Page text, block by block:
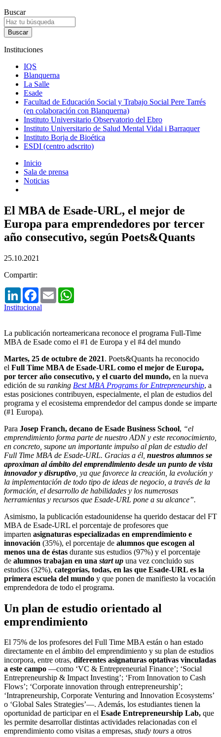
Buscar
Instituciones
IQS
Blanquerna
La Salle
Esade
Facultad de Educación Social y Trabajo Social Pere Tarrés
(en colaboración con Blanquerna)
Instituto Universitario Observatorio del Ebro
Instituto Universitario de Salud Mental Vidal i Barraquer
Instituto Borja de Bioética
ESDI (centro adscrito)
Inicio
Sala de prensa
Noticias
El MBA de Esade-URL, el mejor de
Europa para emprendedores por tercer
año consecutivo, según Poets&Quants
25.10.2021
Compartir:
LinkedInFacebook
Email
Institucional
La publicación norteamericana reconoce el programa Full-Time
MBA de Esade como el #1 de Europa y el #4 del mundo
Martes, 25 de octubre de 2021. Poets&Quants ha reconocido
el Full Time MBA de Esade-URL como el mejor de Europa,
por tercer año consecutivo, y el cuarto del mundo, en la nueva
edición de su ranking Best MBA Programs for Entrepreneurship, a
estas posiciones contribuyen, especialmente, el plan de estudios del
programa y el ecosistema emprendedor del campus donde se imparte
(#1 Europa).
Para Josep Franch, decano de Esade Business School, “el
emprendimiento forma parte de nuestro ADN y este reconocimiento,
en concreto, supone un importante impulso al plan de estudio del
Full Time MBA de Esade-URL. Gracias a él, nuestros alumnos se
aproximan al ámbito del emprendimiento desde un punto de vista
innovador y disruptivo , ya que favorece la creación, la evolución y
la implementación de todo tipo de ideas de negocio, a través de la
formación, el desarrollo de habilidades y los numerosas
herramientas y recursos que Esade-URL pone a su alcance”.
Asimismo, la publicación estadounidense ha querido destacar del FT
MBA de Esade-URL el porcentaje de profesores que
imparten asignaturas especializadas en emprendimiento e
innovación (35%), el porcentaje de alumnos que escogen al
menos una de éstas durante sus estudios (97%) y el porcentaje
de alumnos trabajan en una start up una vez concluido sus
estudios (32%), categorías, todas, en las que Esade-URL es la
primera escuela del mundo y que ponen de manifiesto la vocación
emprendedora de todo el programa.
Un plan de estudio orientado al
emprendimiento
El 75% de los profesores del Full Time MBA están o han estado
directamente en el ámbito del emprendimiento y su plan de estudios
incorpora, entre otras, diferentes asignaturas optativas vinculadas
a este campo ­ —como ‘VC & Entrepreneurial Finance’; ‘Social
Entrepreneurship & Impact Investing’; ‘From Innovation to Cash
Flows’; ‘Corporate innovation through entrepreneurship’;
‘Intrapreneurship, Corporate Venturing and Innovation Ecosystems’
o ‘Global Sales Strategies’—. Además, los estudiantes tienen la
oportunidad de participar en el Esade Entrepreneurship Lab, que
les permite desarrollar distintas actividades relacionadas con el
emprendimiento como visitas a empresas, study tours a otros